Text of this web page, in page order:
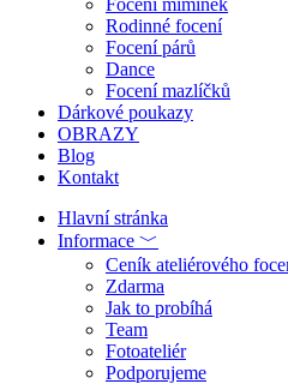
Focení miminek
Rodinné focení
Focení párů
Dance
Focení mazlíčků
Dárkové poukazy
OBRAZY
Blog
Kontakt
Hlavní stránka
Informace ﹀
Ceník ateliérového
Zdarma
Jak to probíhá
Team
Fotoateliér
Podporujeme